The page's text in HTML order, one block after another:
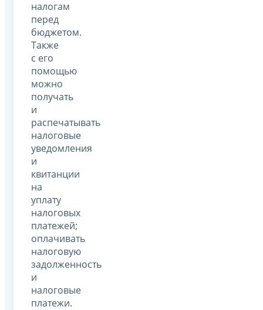
налогам
перед
бюджетом.
Также
с его
помощью
можно
получать
и
распечатывать
налоговые
уведомления
и
квитанции
на
уплату
налоговых
платежей;
оплачивать
налоговую
задолженность
и
налоговые
платежи.